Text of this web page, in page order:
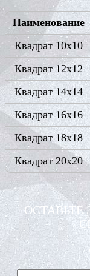
Наименование
Квадрат 10х10
Квадрат 12х12
Квадрат 14х14
Квадрат 16х16
Квадрат 18х18
Квадрат 20х20